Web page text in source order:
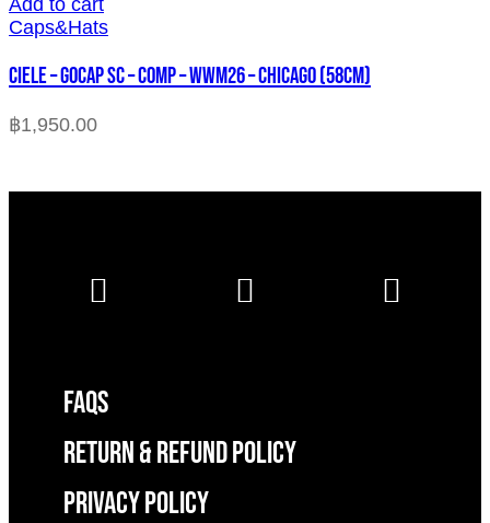
Caps&Hats
CIELE – GOCAP SC – COMP – WWM26 – CHICAGO (58cm)
฿1,950.00
FAQS
RETURN & REFUND POLICY
Privacy Policy